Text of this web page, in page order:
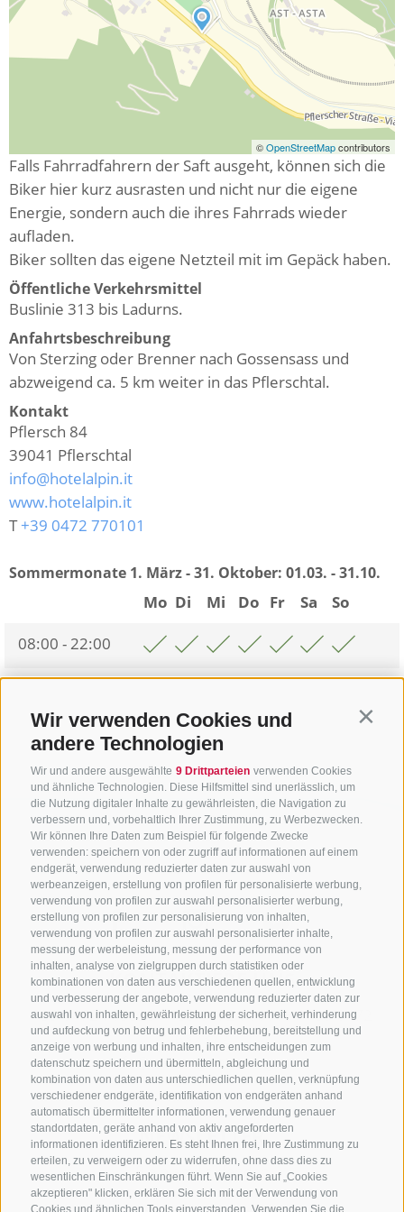
Wir verwenden Cookies und
andere Technologien
Wir und andere ausgewählte 9 Drittparteien verwenden Cookies
und ähnliche Technologien. Diese Hilfsmittel sind unerlässlich, um
die Nutzung digitaler Inhalte zu gewährleisten, die Navigation zu
verbessern und, vorbehaltlich Ihrer Zustimmung, zu Werbezwecken.
Wir können Ihre Daten zum Beispiel für folgende Zwecke
verwenden: speichern von oder zugriff auf informationen auf einem
endgerät, verwendung reduzierter daten zur auswahl von
werbeanzeigen, erstellung von profilen für personalisierte werbung,
verwendung von profilen zur auswahl personalisierter werbung,
erstellung von profilen zur personalisierung von inhalten,
verwendung von profilen zur auswahl personalisierter inhalte,
messung der werbeleistung, messung der performance von
inhalten, analyse von zielgruppen durch statistiken oder
kombinationen von daten aus verschiedenen quellen, entwicklung
und verbesserung der angebote, verwendung reduzierter daten zur
auswahl von inhalten, gewährleistung der sicherheit, verhinderung
und aufdeckung von betrug und fehlerbehebung, bereitstellung und
anzeige von werbung und inhalten, ihre entscheidungen zum
datenschutz speichern und übermitteln, abgleichung und
kombination von daten aus unterschiedlichen quellen, verknüpfung
verschiedener endgeräte, identifikation von endgeräten anhand
automatisch übermittelter informationen, verwendung genauer
standortdaten, geräte anhand von aktiv angeforderten
informationen identifizieren. Es steht Ihnen frei, Ihre Zustimmung zu
erteilen, zu verweigern oder zu widerrufen, ohne dass dies zu
wesentlichen Einschränkungen führt. Wenn Sie auf „Cookies
akzeptieren" klicken, erklären Sie sich mit der Verwendung von
Cookies und ähnlichen Tools einverstanden. Verwenden Sie die
©OpenStreetMapcontributors
Falls Fahrradfahrern der Saft ausgeht, können sich die
Biker hier kurz ausrasten und nicht nur die eigene
Energie, sondern auch die ihres Fahrrads wieder
aufladen.
Biker sollten das eigene Netzteil mit im Gepäck haben.
Öffentliche Verkehrsmittel
Buslinie 313 bis Ladurns.
Anfahrtsbeschreibung
Von Sterzing oder Brenner nach Gossensass und
abzweigend ca. 5 km weiter in das Pflerschtal.
Kontakt
Pflersch 84
39041 Pflerschtal
info@hotelalpin.it
www.hotelalpin.it
T+39 0472 770101
Sommermonate 1. März - 31. Oktober: 01.03. - 31.10.
Mo Di Mi Do Fr Sa
So
08:00 - 22:00
Zurück zur Übersicht
KONTAKTIERE UNS
+39 0472 765325/+39 0472 760608/+39 0472
632372
info@sterzing-ratschings.it
NEWSLETTER
Bleib am Laufenden